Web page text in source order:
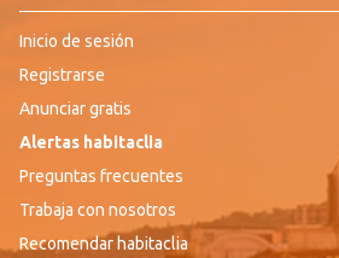
Inicio de sesión
Registrarse
Anunciar gratis
Alertas habitaclia
Preguntas frecuentes
Trabaja con nosotros
Recomendar habitaclia